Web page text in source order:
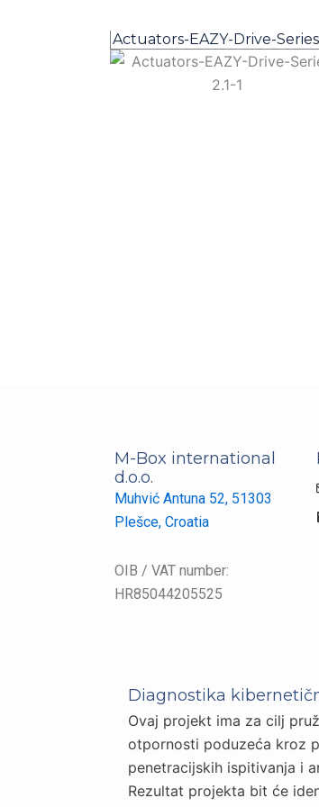
Actuators-EAZY-Drive-
M-Box international
d.o.o.
Muhvić Antuna 52, 51303
Plešce, Croatia
OIB / VAT number:
HR85044205525
Diagnostika
Ovaj projekt ima za cilj
otpornosti poduzeća kroz
penetracijskih ispitivanja i
Rezultat projekta bit će
Total budget
16.700,00 €
EU funding